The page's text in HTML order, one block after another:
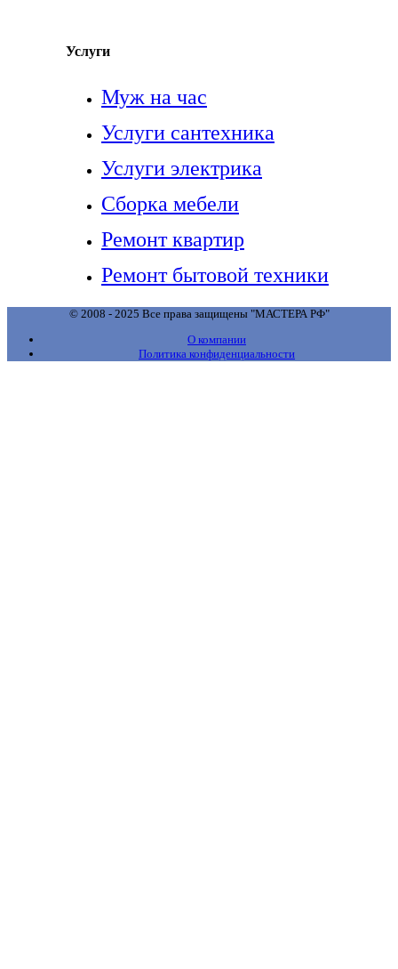
Услуги
Муж на час
Услуги сантехника
Услуги электрика
Сборка мебели
Ремонт квартир
Ремонт бытовой техники
© 2008 - 2025 Все права защищены "МАСТЕРА РФ"
О компании
Политика конфиденциальности